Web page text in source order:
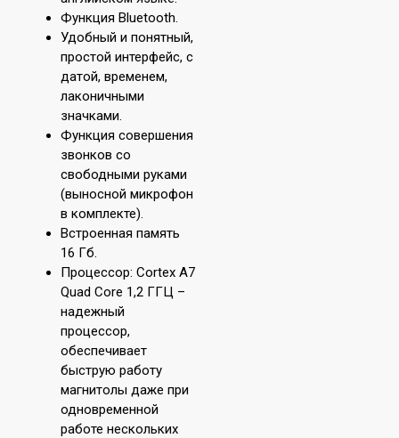
Функция Bluetooth.
Удобный и понятный,
простой интерфейс, с
датой, временем,
лаконичными
значками.
Функция совершения
звонков со
свободными руками
(выносной микрофон
в комплекте).
Встроенная память
16 Гб.
Процессор: Cortex A7
Quad Core 1,2 ГГЦ –
надежный
процессор,
обеспечивает
быструю работу
магнитолы даже при
одновременной
работе нескольких